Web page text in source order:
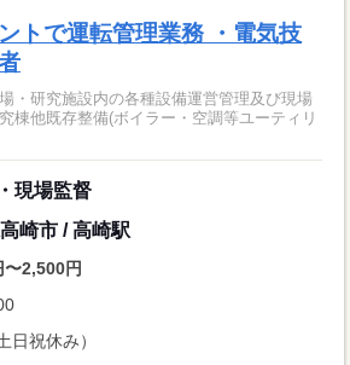
トで運転管理業務 ・電気技
・研究施設内の各種設備運営管理及び現場
棟他既存整備(ボイラー・空調等ユーティリ
現場監督
崎市 / 高崎駅
2,500円
日祝休み）